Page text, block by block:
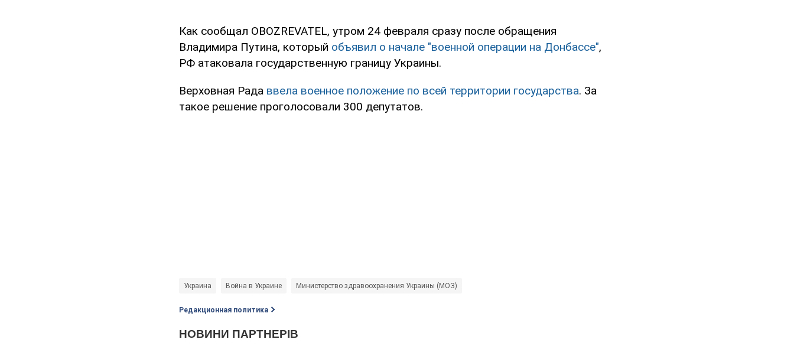
Как сообщал OBOZREVATEL, утром 24 февраля сразу после обращения
Владимира Путина, который объявил о начале "военной операции на Донбассе",
РФ атаковала государственную границу Украины.
Верховная Рада ввела военное положение по всей территории государства. За
такое решение проголосовали 300 депутатов.
Украина Война в Украине Министерство здравоохранения Украины (МОЗ)
Редакционная политика